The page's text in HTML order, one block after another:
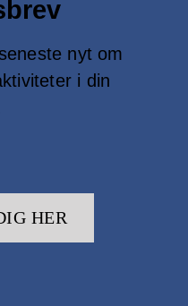
nyt om
i din
HER